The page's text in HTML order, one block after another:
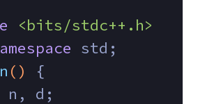
<bits/stdc++.h>
std;
()
{
n, d;